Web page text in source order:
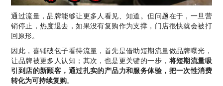
通过流量，品牌能够让更多人看见、知道。但问题在于，一旦营
销停止，热度退去，如果没有复购作为支撑，门店很快就会被打
回原形。
因此，喜铺破包子看待流量，首先是借助短期流量做品牌曝光，
让品牌被更多人认知；其次，也是更关键的一步， 将短期流量吸
引到店的新顾客，通过扎实的产品力和服务体验，把一次性消费
转化为可持续复购。